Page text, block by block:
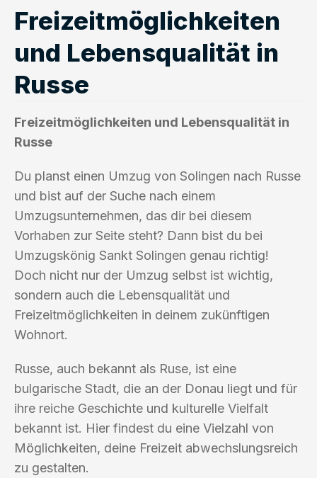
Freizeitmöglichkeiten
und Lebensqualität in
Russe
Freizeitmöglichkeiten und Lebensqualität in
Russe
Du planst einen Umzug von Solingen nach Russe
und bist auf der Suche nach einem
Umzugsunternehmen, das dir bei diesem
Vorhaben zur Seite steht? Dann bist du bei
Umzugskönig Sankt Solingen genau richtig!
Doch nicht nur der Umzug selbst ist wichtig,
sondern auch die Lebensqualität und
Freizeitmöglichkeiten in deinem zukünftigen
Wohnort.
Russe, auch bekannt als Ruse, ist eine
bulgarische Stadt, die an der Donau liegt und für
ihre reiche Geschichte und kulturelle Vielfalt
bekannt ist. Hier findest du eine Vielzahl von
Möglichkeiten, deine Freizeit abwechslungsreich
zu gestalten.